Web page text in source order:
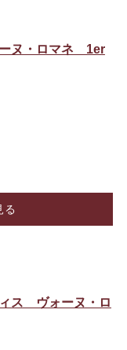
ヌ・ロマネ 1er
る
ス ヴォーヌ・ロ